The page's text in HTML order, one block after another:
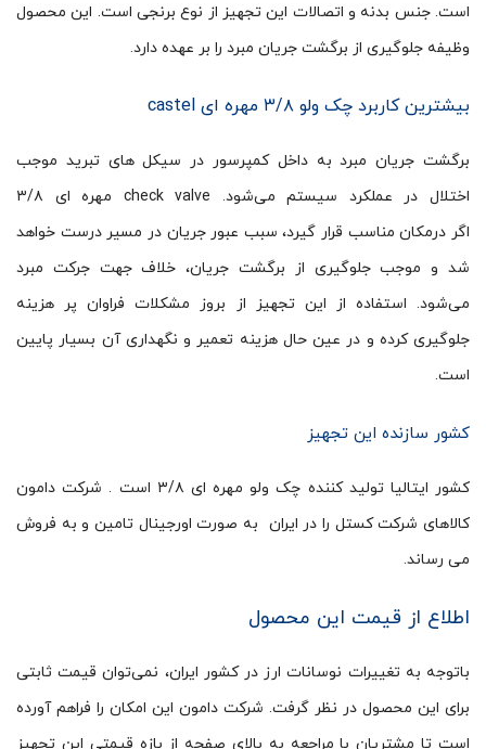
است. جنس بدنه و اتصالات این تجهیز از نوع برنجی است. این محصول
وظیفه جلوگیری از برگشت جریان مبرد را بر عهده دارد.
بیشترین کاربرد چک ولو ۳/۸ مهره ای castel
برگشت جریان مبرد به داخل کمپرسور در سیکل های تبرید موجب
اختلال در عملکرد سیستم می‌شود. check valve مهره ای ۳/۸
اگر درمکان مناسب قرار گیرد، سبب عبور جریان در مسیر درست خواهد
شد و موجب جلوگیری از برگشت جریان، خلاف جهت جرکت مبرد
می‌شود. استفاده از این تجهیز از بروز مشکلات فراوان پر هزینه
جلوگیری کرده و در عین حال هزینه تعمیر و نگهداری آن بسیار پایین
است.
کشور سازنده این تجهیز
کشور ایتالیا تولید کننده چک ولو مهره ای ۳/۸ است . شرکت دامون
کالاهای شرکت کستل را در ایران به صورت اورجینال تامین و به فروش
می رساند.
اطلاع از قیمت این محصول
باتوجه به تغییرات نوسانات ارز در کشور ایران، نمی‌توان قیمت ثابتی
برای این محصول در نظر گرفت. شرکت دامون این امکان را فراهم آورده
است تا مشتریان با مراجعه به بالای صفحه از بازه قیمتی این تجهیز